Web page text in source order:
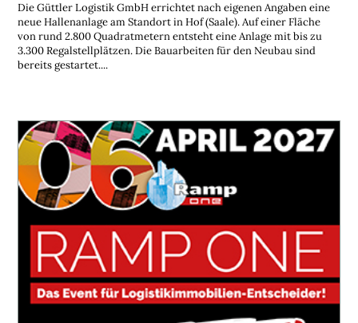
Die Güttler Logistik GmbH errichtet nach eigenen Angaben eine
neue Hallenanlage am Standort in Hof (Saale). Auf einer Fläche
von rund 2.800 Quadratmetern entsteht eine Anlage mit bis zu
3.300 Regalstellplätzen. Die Bauarbeiten für den Neubau sind
bereits gestartet....